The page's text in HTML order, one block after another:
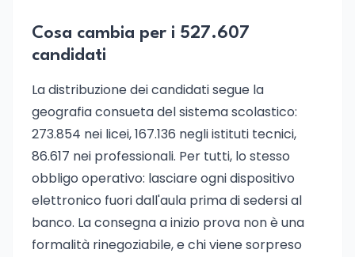
Cosa cambia per i 527.607
candidati
La distribuzione dei candidati segue la
geografia consueta del sistema scolastico:
273.854 nei licei, 167.136 negli istituti tecnici,
86.617 nei professionali. Per tutti, lo stesso
obbligo operativo: lasciare ogni dispositivo
elettronico fuori dall'aula prima di sedersi al
banco. La consegna a inizio prova non è una
formalità rinegoziabile, e chi viene sorpreso